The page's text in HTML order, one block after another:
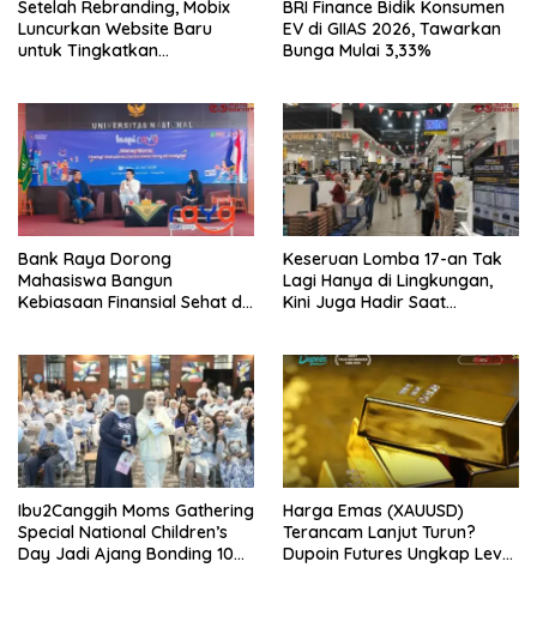
Setelah Rebranding, Mobix
Luncurkan Website Baru
untuk Tingkatkan
BRI Finance Bidik Konsumen
EV di GIIAS 2026, Tawarkan
Bunga Mulai 3,33%
Bank Raya Dorong
Mahasiswa Bangun
Kebiasaan Finansial Sehat di
Keseruan Lomba 17-an Tak
Lagi Hanya di Lingkungan,
Kini Juga Hadir Saat
Ibu2Canggih Moms Gathering
Special National Children’s
Day Jadi Ajang Bonding 100
Harga Emas (XAUUSD)
Terancam Lanjut Turun?
Dupoin Futures Ungkap Level